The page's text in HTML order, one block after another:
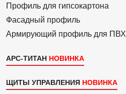
3
Профиль для гипсо­картона
Фасадный профиль
Армиру­ю­щий профиль для ПВХ
АРС-ТИТАН
ЩИТЫ УПРАВЛЕНИЯ